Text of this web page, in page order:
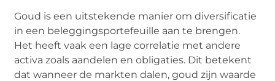
Goud is een uitstekende manier om diversificatie
in een beleggingsportefeuille aan te brengen.
Het heeft vaak een lage correlatie met andere
activa zoals aandelen en obligaties. Dit betekent
dat wanneer de markten dalen, goud zijn waarde